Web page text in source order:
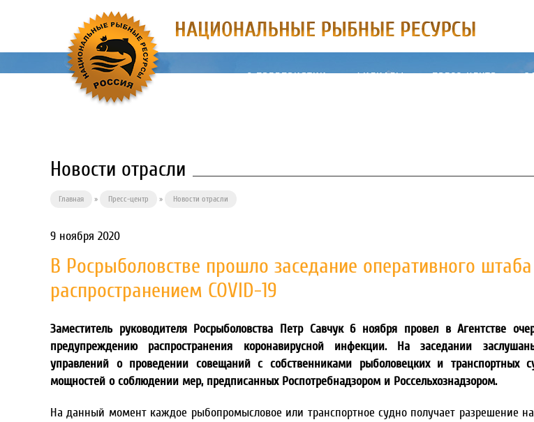
О ПРЕДПРИЯТИИ ФИЛИАЛЫ ПРЕСС-ЦЕНТР
Новости отрасли
Главная » Пресс-центр » Новости отрасли
9 ноября 2020
В Росрыболовстве прошло заседание оперативного
распространением COVID-19
Заместитель руководителя Росрыболовства Петр Савчук 6 ноября провел в Агентстве
предупреждению распространения коронавирусной инфекции. На заседании
управлений о проведении совещаний с собственниками рыболовецких и транспортных
мощностей о соблюдении мер, предписанных Роспотребнадзором и Россельхознадзором.
На данный момент каждое рыбопромысловое или транспортное судно получает разрешение